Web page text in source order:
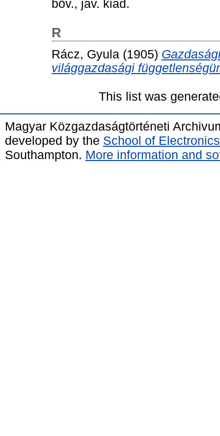
bőv., jav. kiad.
R
Rácz, Gyula (1905)
világgazdasági
This list was
Magyar Közgazdaságtörténeti
developed by the School of
Southampton. More information and